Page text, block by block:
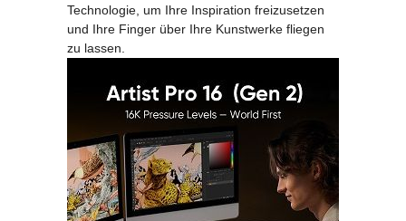
Technologie, um Ihre Inspiration freizusetzen
und Ihre Finger über Ihre Kunstwerke fliegen
zu lassen.